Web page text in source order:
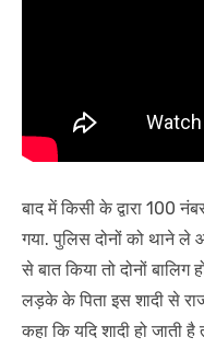
बाद में किसी के द्वारा 100
गया. पुलिस दोनों को थाने
से बात किया तो दोनों
लड़के के पिता इस शादी से
कहा कि यदि शादी हो जाती